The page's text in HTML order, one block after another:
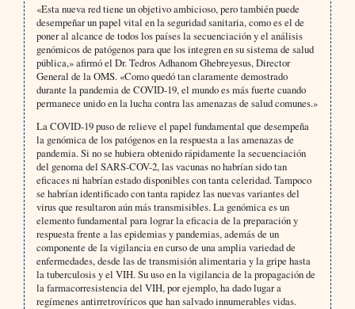
«Esta nueva red tiene un objetivo ambicioso, pero también puede
desempeñar un papel vital en la seguridad sanitaria, como es el de
poner al alcance de todos los países la secuenciación y el análisis
genómicos de patógenos para que los integren en su sistema de salud
pública,» afirmó el Dr. Tedros Adhanom Ghebreyesus, Director
General de la OMS. «Como quedó tan claramente demostrado
durante la pandemia de COVID-19, el mundo es más fuerte cuando
permanece unido en la lucha contra las amenazas de salud comunes.»
La COVID‑19 puso de relieve el papel fundamental que desempeña
la genómica de los patógenos en la respuesta a las amenazas de
pandemia. Si no se hubiera obtenido rápidamente la secuenciación
del genoma del SARS-COV-2, las vacunas no habrían sido tan
eficaces ni habrían estado disponibles con tanta celeridad. Tampoco
se habrían identificado con tanta rapidez las nuevas variantes del
virus que resultaron aún más transmisibles. La genómica es un
elemento fundamental para lograr la eficacia de la preparación y
respuesta frente a las epidemias y pandemias, además de un
componente de la vigilancia en curso de una amplia variedad de
enfermedades, desde las de transmisión alimentaria y la gripe hasta
la tuberculosis y el VIH. Su uso en la vigilancia de la propagación de
la farmacorresistencia del VIH, por ejemplo, ha dado lugar a
regímenes antirretrovíricos que han salvado innumerables vidas.